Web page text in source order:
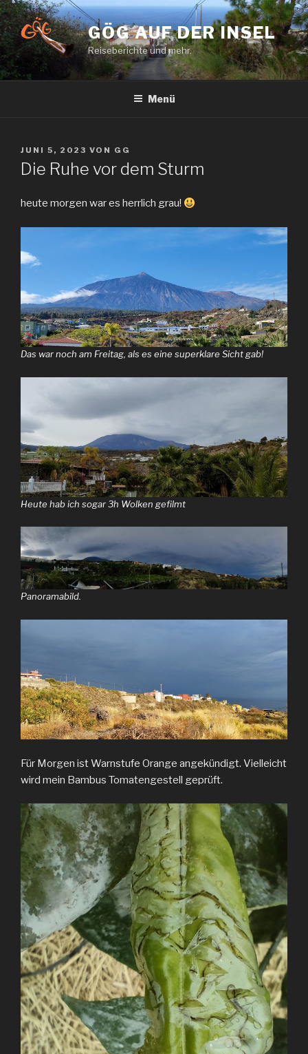
Zum
Inhalt
springen
GÖG AUF DER INSEL
Reiseberichte und mehr.
Menü
VERÖFFENTLICHT
AM
JUNI 5, 2023 VON GG
Die Ruhe vor dem Sturm
heute morgen war es herrlich grau!
Das war noch am Freitag, als es eine superklare Sicht gab!
Heute hab ich sogar 3h Wolken gefilmt
Panoramabild.
Für Morgen ist Warnstufe Orange angekündigt. Vielleicht
wird mein Bambus Tomatengestell geprüft.